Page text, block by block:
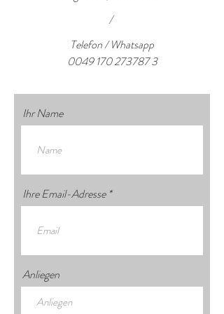
/
Telefon / Whatsapp
0049 170 273787 3
Ihr Name
Ihre Email-Adresse
Anliegen